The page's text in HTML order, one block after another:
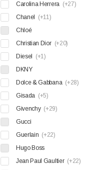
Carolina Herrera (+27)
Chanel
(+11)
Chloé
Christian Dior (+20)
Diesel
(+1)
DKNY
Dolce & Gabbana (+28)
Gisada (+5)
Givenchy (+29)
Gucci
Guerlain (+22)
Hugo Boss
Jean Paul Gaultier (+22)